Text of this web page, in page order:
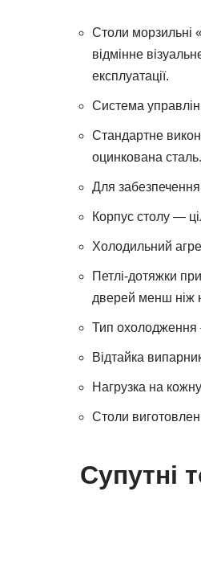
Столи морзильні
відмінне
експлуатації.
Система
Стандартне
оцинкована сталь.
Для
Корпус столу —
Холодильний
Петлі-дотяжки
дверей менш ніж
Тип
Відтайка
Нагрузка на
Столи
Супутні